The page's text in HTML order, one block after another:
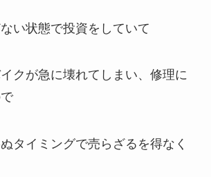
い状態で投資をしていて
クが急に壊れてしまい、修理に
タイミングで売らざるを得なく